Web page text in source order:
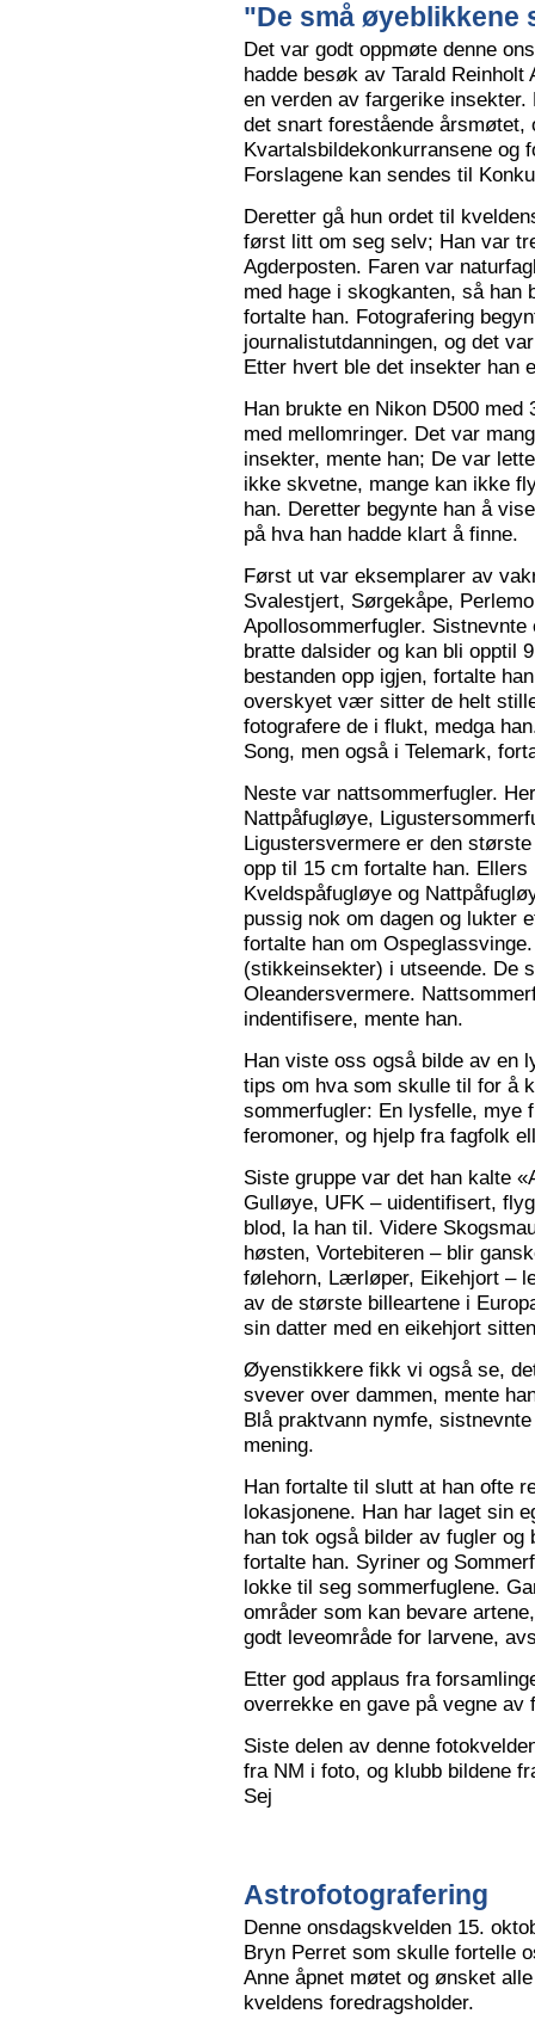
"De små øyeblikkene
Det var godt oppmøte denne
hadde besøk av Tarald
en verden av fargerike
det snart forestående
Kvartalsbildekonkurransene og
Forslagene kan sendes til
Deretter gå hun ordet til
først litt om seg selv; Han var
Agderposten. Faren var
med hage i skogkanten, så han
fortalte han. Fotografering
journalistutdanningen, og det
Etter hvert ble det insekter han
Han brukte en Nikon D500
med mellomringer. Det var
insekter, mente han; De var
ikke skvetne, mange kan ikke
han. Deretter begynte han å
på hva han hadde klart å finne.
Først ut var eksemplarer av
Svalestjert, Sørgekåpe,
Apollosommerfugler.
bratte dalsider og kan bli opptil
bestanden opp igjen, fortalte
overskyet vær sitter de helt
fotografere de i flukt, medga
Song, men også i Telemark,
Neste var nattsommerfugler.
Nattpåfugløye,
Ligustersvermere er den
opp til 15 cm fortalte han.
Kveldspåfugløye og
pussig nok om dagen og lukter
fortalte han om
(stikkeinsekter) i utseende. De
Oleandersvermere.
indentifisere, mente han.
Han viste oss også bilde av en
tips om hva som skulle til for å
sommerfugler: En lysfelle, mye
feromoner, og hjelp fra fagfolk
Siste gruppe var det han kalte
Gulløye, UFK – uidentifisert,
blod, la han til. Videre
høsten, Vortebiteren – blir
følehorn, Lærløper, Eikehjort –
av de største billeartene i
sin datter med en eikehjort
Øyenstikkere fikk vi også se,
svever over dammen, mente
Blå praktvann nymfe,
mening.
Han fortalte til slutt at han ofte
lokasjonene. Han har laget sin
han tok også bilder av fugler
fortalte han. Syriner og
lokke til seg sommerfuglene.
områder som kan bevare
godt leveområde for larvene,
Etter god applaus fra
overrekke en gave på vegne av
Siste delen av denne
fra NM i foto, og klubb bildene
Sej
Astrofotografering
Denne onsdagskvelden 15.
Bryn Perret som skulle fortelle
Anne åpnet møtet og ønsket
kveldens foredragsholder.